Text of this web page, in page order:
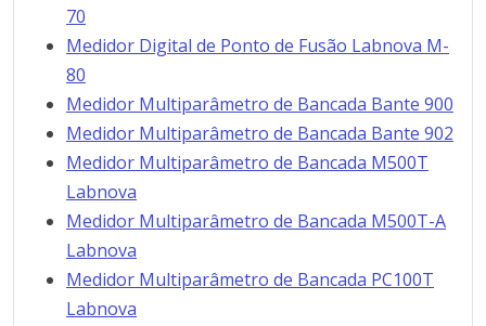
70
Medidor Digital de Ponto de Fusão Labnova M-
80
Medidor Multiparâmetro de Bancada Bante 900
Medidor Multiparâmetro de Bancada Bante 902
Medidor Multiparâmetro de Bancada M500T
Labnova
Medidor Multiparâmetro de Bancada M500T-A
Labnova
Medidor Multiparâmetro de Bancada PC100T
Labnova